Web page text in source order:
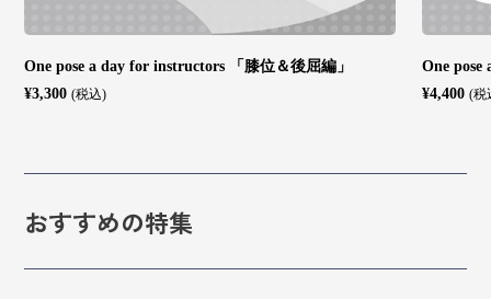
One pose a day for instructors 「膝位＆後屈編」
¥3,300 (税込)
One
¥4,400 (税
おすすめの特集